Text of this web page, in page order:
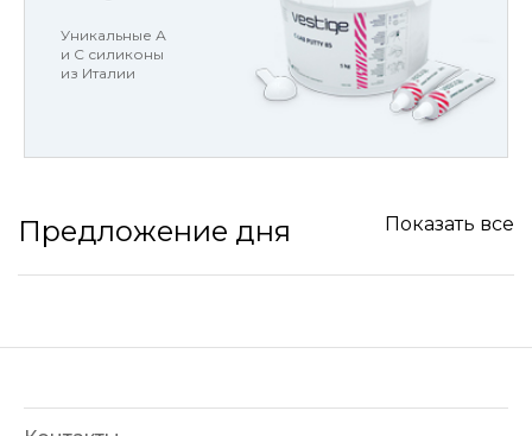
Уникальные А
и С силиконы
из Италии
Предложение дня Показать все